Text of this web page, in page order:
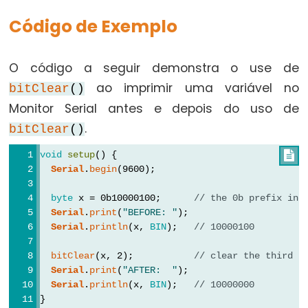
bool
boolean
byte
char
double
float
long
short
size_t
string
String()
Código de Exemplo
O código a seguir demonstra o use de
bitClear ()
ao imprimir uma variável no
Monitor Serial antes e depois do uso de
bitClear () .

void setup() {
Serial. begin(9600);
byte x = 0b10000100; // the 0b prefix
Serial. print( "BEFORE: ");
Serial. println(x, BIN); // 10000100
bitClear(x, 2); // clear the third
Serial. print( "AFTER:  ");
Serial. println(x, BIN); // 10000000
}